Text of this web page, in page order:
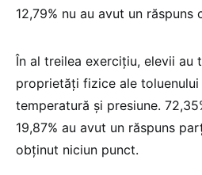
12,79% nu au avut un răspuns
În al treilea exercițiu, elevii au
proprietăți fizice ale
temperatură și presiune.
19,87% au avut un răspuns
obținut niciun punct.